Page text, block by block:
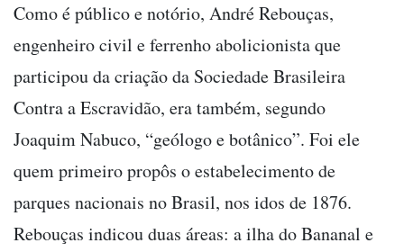
Como é público e notório, André Rebouças,
engenheiro civil e ferrenho abolicionista que
participou da criação da Sociedade Brasileira
Contra a Escravidão, era também, segundo
Joaquim Nabuco, “geólogo e botânico”. Foi ele
quem primeiro propôs o estabelecimento de
parques nacionais no Brasil, nos idos de 1876.
Rebouças indicou duas áreas: a ilha do Bananal e